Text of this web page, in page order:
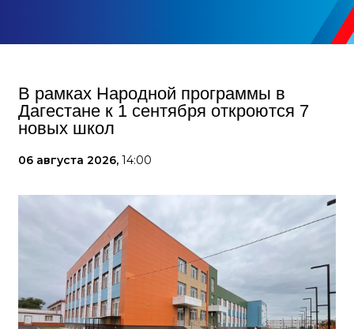
В рамках Народной программы в
Дагестане к 1 сентября откроются 7
новых школ
06 августа 2026, 14:00